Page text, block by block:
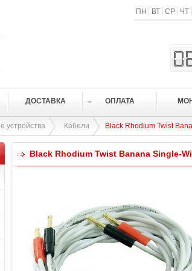
ПН ВТ СР ЧТ
ДОСТАВКА ОПЛАТА
устройства Кабели Black Rhodium Twist
Black Rhodium Twist Banana Single-